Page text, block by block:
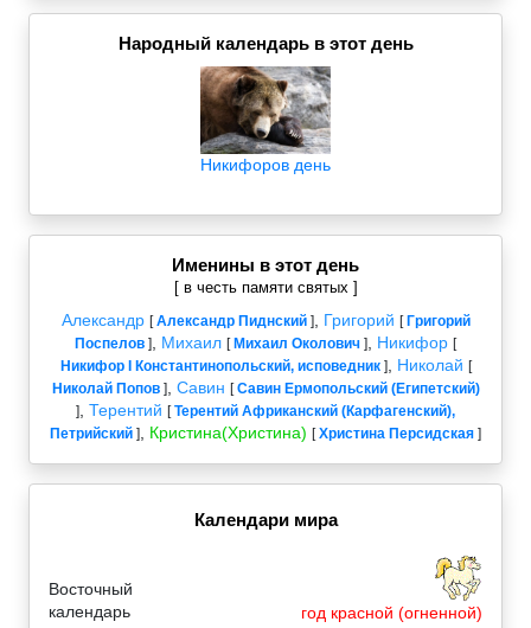
Народный календарь в этот день
Никифоров день
Именины в этот день
[ в честь памяти святых ]
Александр [Александр Пиднский], Григорий [Григорий
Поспелов ] Михаил [Михаил Околович ] Никифор [
Никифор I Константинопольский, исповедник], Николай [
Николай Попов], Савин [Савин Ермопольский (Египетский)
] Терентий [Терентий Африканский (Карфагенский),
Петрийский ] Кристина(Христина) [Христина Персидская ]
Календари мира
Восточный
календарь
год красной (огненной)